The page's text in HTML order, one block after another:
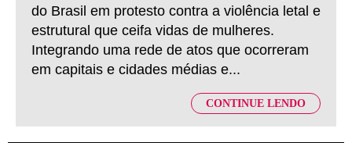
do Brasil em protesto contra a violência letal e
estrutural que ceifa vidas de mulheres.
Integrando uma rede de atos que ocorreram
em capitais e cidades médias e...
CONTINUE LENDO